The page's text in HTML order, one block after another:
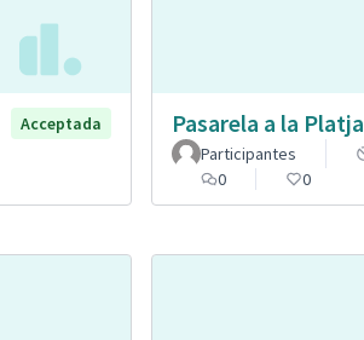
Acceptada
Pasarela a la Platja
Participantes
0
0